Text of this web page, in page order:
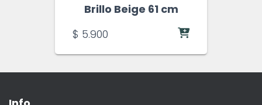
Brillo Beige 61 cm
$ 5.900